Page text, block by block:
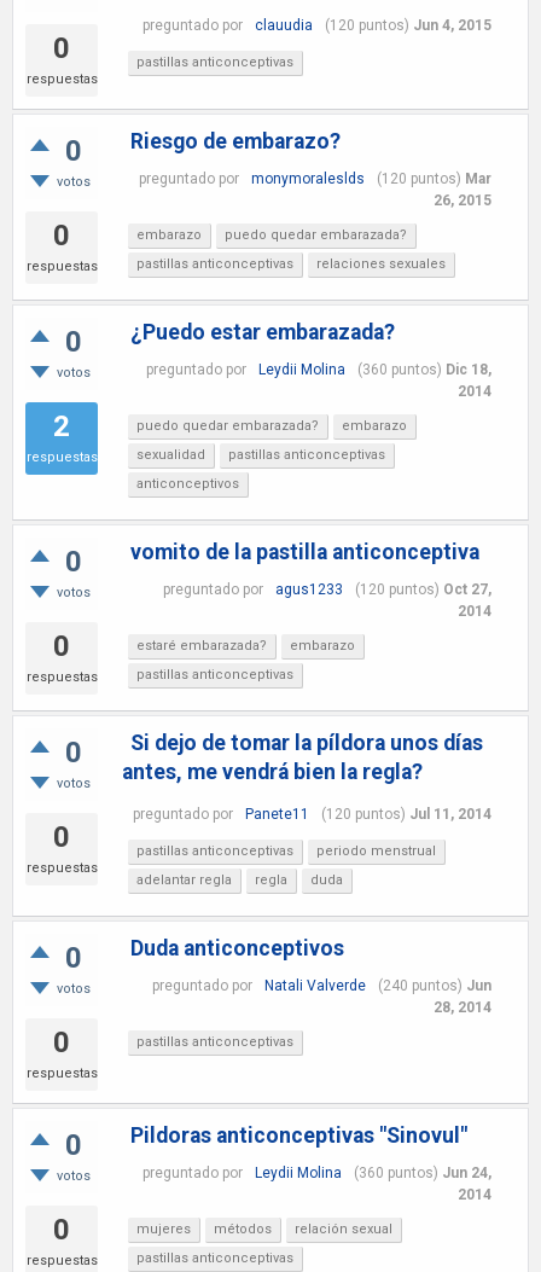
0
respuestas
preguntado por clauudia (120 puntos) Jun 4, 2015
pastillas anticonceptivas
0
votos
0
respuestas
Riesgo de embarazo?
preguntado por monymoraleslds (120 puntos) Mar
26, 2015
embarazo
puedo quedar embarazada?
pastillas anticonceptivas
relaciones sexuales
0
votos
2
respuestas
¿Puedo estar embarazada?
preguntado por Leydii Molina (360 puntos) Dic 18,
2014
puedo quedar embarazada?
embarazo
sexualidad
pastillas anticonceptivas
anticonceptivos
0
votos
0
respuestas
vomito de la pastilla anticonceptiva
preguntado por agus1233 (120 puntos) Oct 27,
2014
estaré embarazada?
embarazo
pastillas anticonceptivas
0
votos
0
respuestas
Si dejo de tomar la píldora unos días
antes, me vendrá bien la regla?
preguntado por Panete11 (120 puntos) Jul 11, 2014
pastillas anticonceptivas
periodo menstrual
adelantar regla
regla duda
0
votos
0
respuestas
Duda anticonceptivos
preguntado por Natali Valverde (240 puntos) Jun
28, 2014
pastillas anticonceptivas
0
votos
0
respuestas
Pildoras anticonceptivas "Sinovul"
preguntado por Leydii Molina (360 puntos) Jun 24,
2014
mujeres métodos
relación sexual
pastillas anticonceptivas